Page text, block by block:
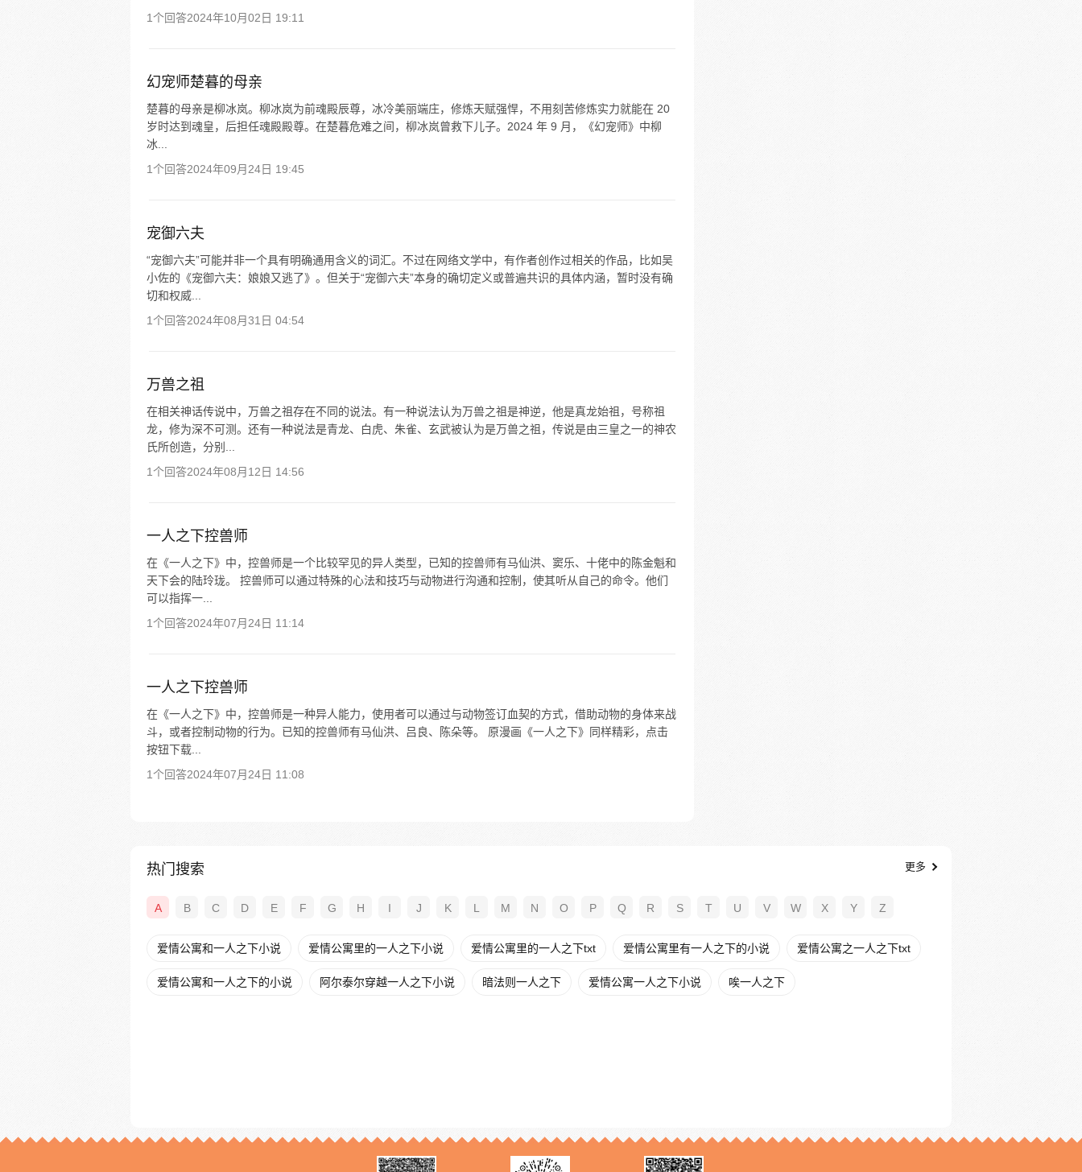
1个回答2024年10月02日 19:11
幻宠师楚暮的母亲
楚暮的母亲是柳冰岚。柳冰岚为前魂殿辰尊，冰冷美丽端庄，修炼天赋强悍，不用刻苦修炼实力就能在 20
岁时达到魂皇，后担任魂殿殿尊。在楚暮危难之间，柳冰岚曾救下儿子。2024 年 9 月，《幻宠师》中柳
冰...
1个回答2024年09月24日 19:45
宠御六夫
“宠御六夫”可能并非一个具有明确通用含义的词汇。不过在网络文学中，有作者创作过相关的作品，比如吴
小佐的《宠御六夫：娘娘又逃了》。但关于“宠御六夫”本身的确切定义或普遍共识的具体内涵，暂时没有确
切和权威...
1个回答2024年08月31日 04:54
万兽之祖
在相关神话传说中，万兽之祖存在不同的说法。有一种说法认为万兽之祖是神逆，他是真龙始祖，号称祖
龙，修为深不可测。还有一种说法是青龙、白虎、朱雀、玄武被认为是万兽之祖，传说是由三皇之一的神农
氏所创造，分别...
1个回答2024年08月12日 14:56
一人之下控兽师
在《一人之下》中，控兽师是一个比较罕见的异人类型，已知的控兽师有马仙洪、窦乐、十佬中的陈金魁和
天下会的陆玲珑。 控兽师可以通过特殊的心法和技巧与动物进行沟通和控制，使其听从自己的命令。他们
可以指挥一...
1个回答2024年07月24日 11:14
一人之下控兽师
在《一人之下》中，控兽师是一种异人能力，使用者可以通过与动物签订血契的方式，借助动物的身体来战
斗，或者控制动物的行为。已知的控兽师有马仙洪、吕良、陈朵等。 原漫画《一人之下》同样精彩，点击
按钮下载...
1个回答2024年07月24日 11:08
热门搜索 更多
A B C D E F G H I J K L M N O P Q R S T U V W X Y Z
爱情公寓和一人之下小说 爱情公寓里的一人之下小说 爱情公寓里的一人之下txt 爱情公寓里有一人之下的小说 爱情公寓之一人之下txt
爱情公寓和一人之下的小说 阿尔泰尔穿越一人之下小说 暗法则一人之下 爱情公寓一人之下小说 唉一人之下